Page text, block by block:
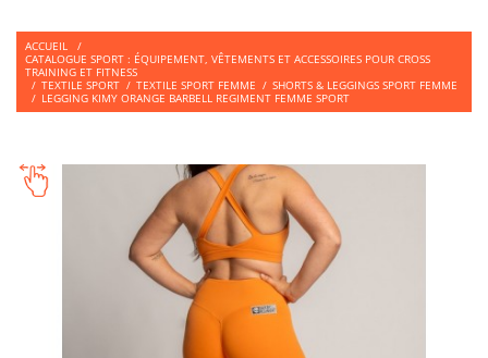
ACCUEIL
/
CATALOGUE SPORT : ÉQUIPEMENT, VÊTEMENTS ET ACCESSOIRES POUR CROSS
TRAINING ET FITNESS
/ TEXTILE SPORT / TEXTILE SPORT FEMME / SHORTS & LEGGINGS SPORT FEMME
/ LEGGING KIMY ORANGE BARBELL REGIMENT FEMME SPORT